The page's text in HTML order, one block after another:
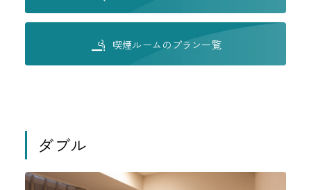
喫煙ルームのプラン一覧
ダブル